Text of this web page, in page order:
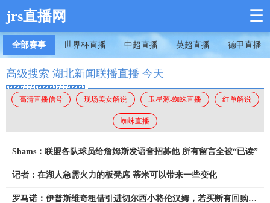
jrs直播网 ☰
全部赛事 世界杯直播 中超直播 英超直播 德甲直播
高级搜索 湖北新闻联播直播 今天
高清直播信号 现场美女解说 卫星源-蜘蛛直播 红单解说
蜘蛛直播
Shams：联盟各队球员给詹姆斯发语音招募他 所有留言全被“已读”
记者：在湖人急需火力的板凳席 蒂米可以带来一些变化
罗马诺：伊普斯维奇租借引进切尔西小将伦汉姆，若买断有回购条